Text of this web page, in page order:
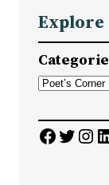
r
c
h
Explore
Facebook Twitter InstagramLinkedIn